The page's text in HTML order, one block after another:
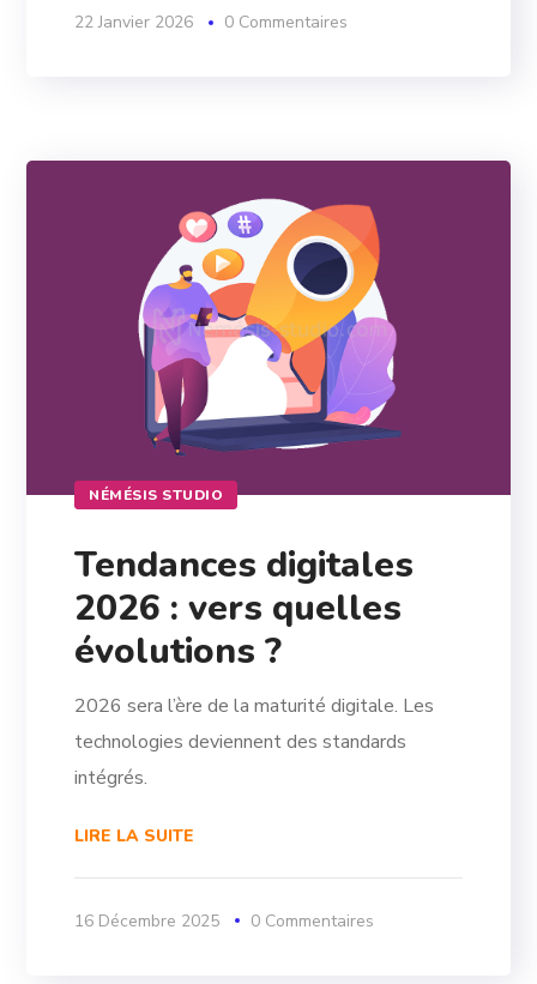
22 Janvier 2026 0 Commentaires
NÉMÉSIS STUDIO
Tendances digitales
2026 : vers quelles
évolutions ?
2026 sera l’ère de la maturité digitale. Les
technologies deviennent des standards
intégrés.
LIRE LA SUITE
16 Décembre 2025 0 Commentaires